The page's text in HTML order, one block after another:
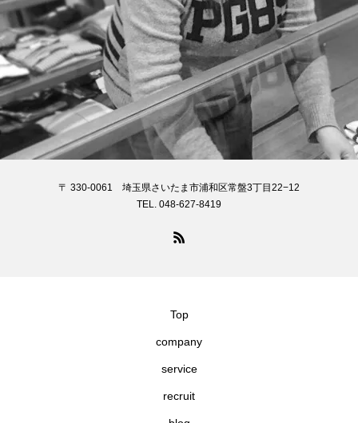
〒 330-0061 埼玉県さいたま市浦和区常盤3丁目22−12
TEL. 048-627-8419
Top
company
service
recruit